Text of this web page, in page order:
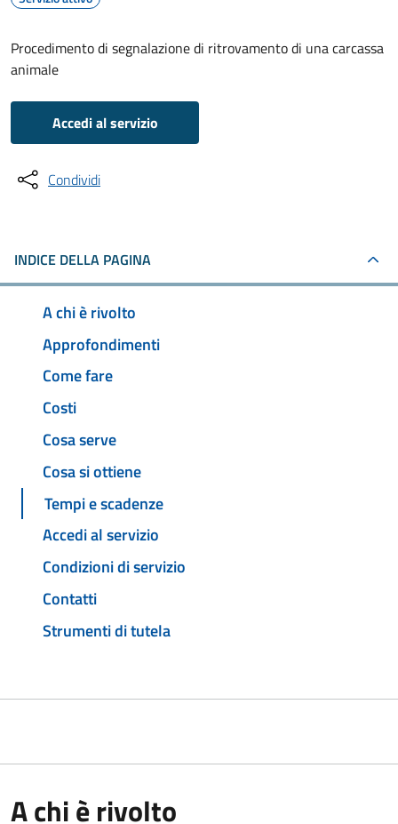
Procedimento di segnalazione di ritrovamento di una carcassa
animale
Accedi al servizio
Condividi
INDICE DELLA PAGINA
A chi è rivolto
Approfondimenti
Come fare
Costi
Cosa serve
Cosa si ottiene
Tempi e scadenze
Accedi al servizio
Condizioni di servizio
Contatti
Strumenti di tutela
A chi è rivolto